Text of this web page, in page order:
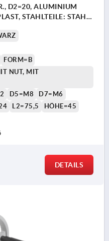
D2=20, ALUMINIUM
STAHLTEILE: STAHL,
FORM=B
NUT, MIT
D5=M8
D7=M6
L2=75,5
HÖHE=45
DETAILS